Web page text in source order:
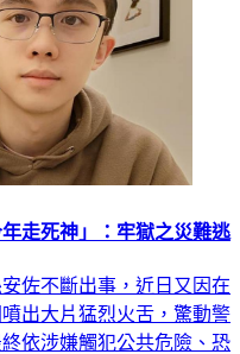
走死神」：牢獄之災難逃
佐不斷出事，近日又因在
出大片猛烈火舌，驚動警
依涉嫌觸犯公共危險、恐